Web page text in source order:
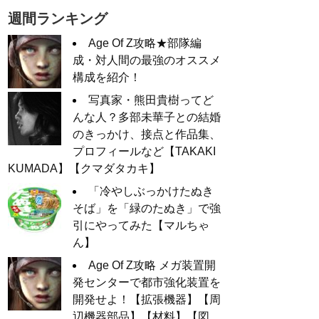
週間ランキング
Age Of Z攻略★部隊編
成・対人間の最強のオススメ
構成を紹介！
写真家・熊田貴樹ってど
んな人？多部未華子との結婚
のきっかけ、接点と作品集、
プロフィールなど【TAKAKI
KUMADA】【クマダタカキ】
「冷やしぶっかけたぬき
そば」を「緑のたぬき」で強
引にやってみた【マルちゃ
ん】
Age Of Z攻略 メガ装置開
発センターで都市強化装置を
開発せよ！【拡張機器】【周